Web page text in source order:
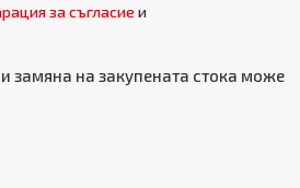
за съгласие и
замяна на закупената стока може